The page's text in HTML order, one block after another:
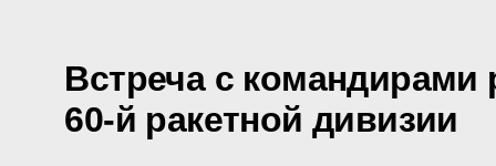
Встреча с командирами
60-й ракетной дивизии